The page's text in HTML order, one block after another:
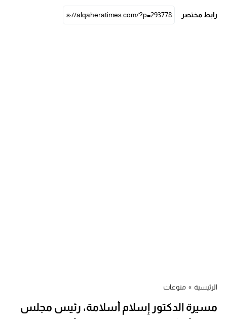
رابط مختصر
الرئيسية » منوعات
مسيرة الدكتور إسلام أسلامة، رئيس مجلس